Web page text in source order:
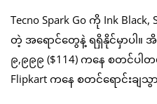
Tecno Spark Go ကို Ink Black,
တဲ့ အရောင်တွေနဲ့ ရရှိနိုင်မှာပါ။ အိ
၉,၉၉၉ ($114) ကနေ စတင်
Flipkart ကနေ စတင်ရောင်းချသွ